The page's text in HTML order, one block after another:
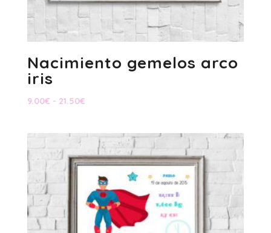
Nacimiento gemelos arco
iris
9.00€ - 21.50€Rango
desde
9.00€
hasta
21.50€